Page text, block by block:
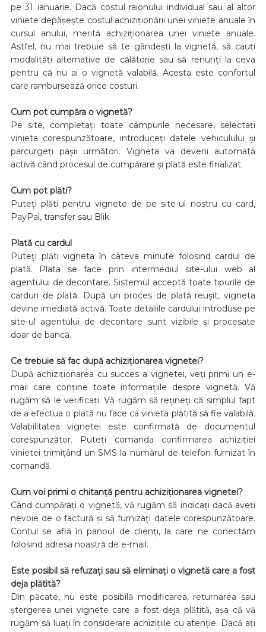
pe 31 ianuarie. Dacă costul raionului individual sau al altor
viniete depășește costul achiziționării unei viniete anuale în
cursul anului, merită achiziționarea unei viniete anuale.
Astfel, nu mai trebuie să te gândești la vignetă, să cauți
modalități alternative de călătorie sau să renunți la ceva
pentru că nu ai o vignetă valabilă. Acesta este confortul
care rambursează orice costuri.
Cum pot cumpăra o vignetă?
Pe site, completați toate câmpurile necesare, selectați
vinieta corespunzătoare, introduceți datele vehiculului și
parcurgeți pașii următori. Vigneta va deveni automată
activă când procesul de cumpărare și plată este finalizat.
Cum pot plăti?
Puteți plăti pentru vignete de pe site-ul nostru cu card,
PayPal, transfer sau Blik.
Plată cu cardul
Puteți plăti vigneta în câteva minute folosind cardul de
plată. Plata se face prin intermediul site-ului web al
agentului de decontare. Sistemul acceptă toate tipurile de
carduri de plată. După un proces de plată reușit, vigneta
devine imediată activă. Toate detaliile cardului introduse pe
site-ul agentului de decontare sunt vizibile și procesate
doar de bancă.
Ce trebuie să fac după achiziționarea vignetei?
După achiziționarea cu succes a vignetei, veți primi un e-
mail care conține toate informațiile despre vignetă. Vă
rugăm să le verificați. Vă rugăm să rețineți că simplul fapt
de a efectua o plată nu face ca vinieta plătită să fie valabilă.
Valabilitatea vignetei este confirmată de documentul
corespunzător. Puteți comanda confirmarea achiziției
vinietei trimițând un SMS la numărul de telefon furnizat în
comandă.
Cum voi primi o chitanță pentru achiziționarea vignetei?
Când cumpărați o vignetă, vă rugăm să indicați dacă aveți
nevoie de o factură și să furnizați datele corespunzătoare.
Contul se află în panoul de clienți, la care ne conectăm
folosind adresa noastră de e-mail.
Este posibil să refuzați sau să eliminați o vignetă care a fost
deja plătită?
Din păcate, nu este posibilă modificarea, returnarea sau
ștergerea unei vignete care a fost deja plătită, așa că vă
rugăm să luați în considerare achizițiile cu atenție. Dacă ați